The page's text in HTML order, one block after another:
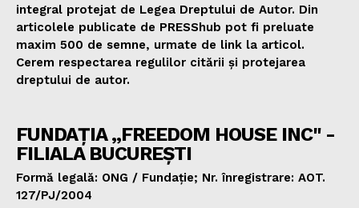
integral protejat de Legea Dreptului de Autor. Din
articolele publicate de PRESShub pot fi preluate
maxim 500 de semne, urmate de link la articol.
Cerem respectarea regulilor citării și protejarea
dreptului de autor.
FUNDAȚIA „FREEDOM HOUSE INC" -
FILIALA BUCUREȘTI
Formă legală: ONG / Fundație; Nr. înregistrare: AOT.
127/PJ/2004